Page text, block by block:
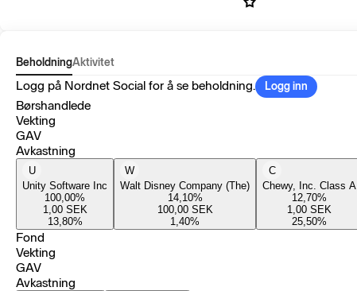
BeholdningAktivitet
Logg på Nordnet Social for å se beholdning. Logg inn
Børshandlede
Vekting
GAV
Avkastning
U
Unity Software Inc
100,00%
1,00 SEK
13,80%
W
Walt Disney Company (The)
14,10%
100,00 SEK
1,40%
C
Chewy, Inc. Class A
12,70%
1,00 SEK
25,50%
Fond
Vekting
GAV
Avkastning